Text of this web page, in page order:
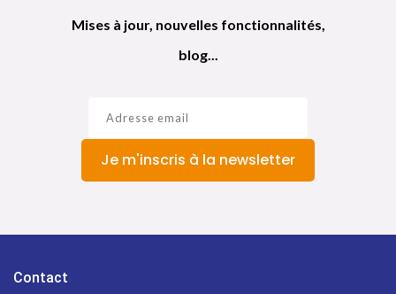
Mises à jour, nouvelles fonctionnalités,
blog...
Je m'inscris à la newsletter
Contact